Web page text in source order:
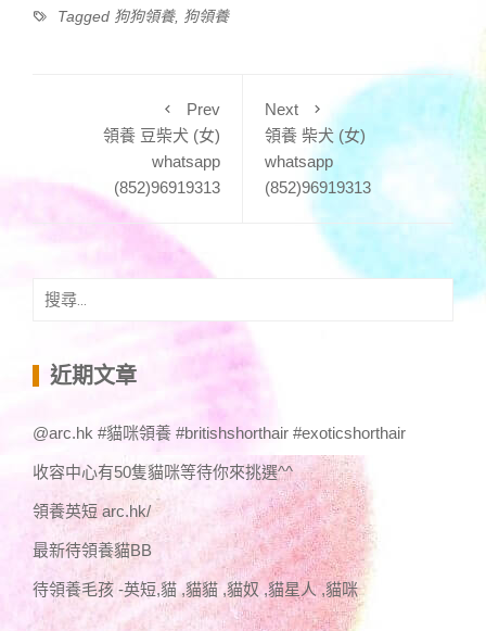
Tagged 狗狗領養, 狗領養
Prev
領養 豆柴犬 (女)
whatsapp
(852)96919313
Next
領養 柴犬 (女)
whatsapp
(852)96919313
搜
鍵 近期文章
@arc.hk #貓咪領養 #britishshorthair #exoticshorthair
收容中心有50隻貓咪等待你來挑選^^
領養英短 arc.hk/
最新待領養貓BB
待領養毛孩 -英短,貓 ,貓貓 ,貓奴 ,貓星人 ,貓咪